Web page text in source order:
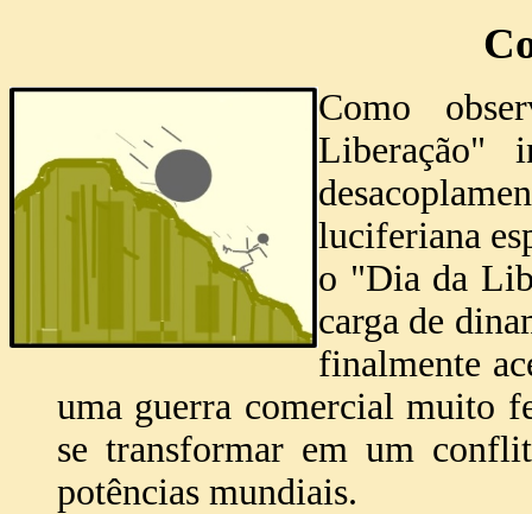
Como
Liberação"
luciferiana
o "Dia da
carga de
finalmente
uma guerra comercial muito
se transformar em um
potências mundiais.